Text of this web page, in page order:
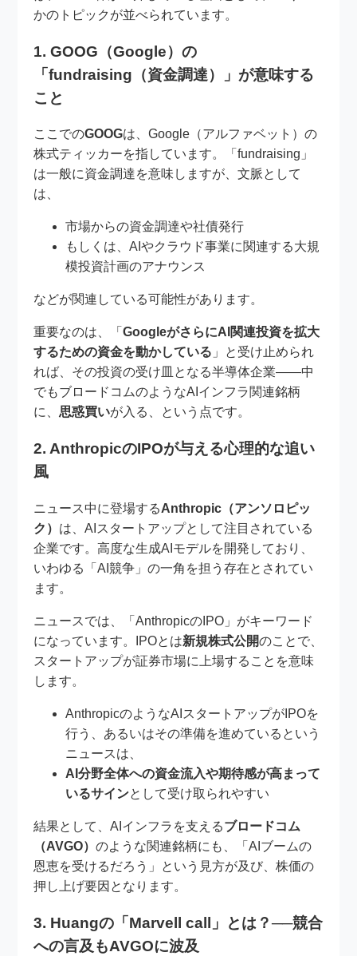
かのトピックが並べられています。
1. GOOG（Google）の
「fundraising（資金調達）」が意味する
こと
ここでのGOOGは、Google（アルファベット）の
株式ティッカーを指しています。「fundraising」
は一般に資金調達を意味しますが、文脈として
は、
市場からの資金調達や社債発行
もしくは、AIやクラウド事業に関連する大規
模投資計画のアナウンス
などが関連している可能性があります。
重要なのは、「GoogleがさらにAI関連投資を拡大
するための資金を動かしている 」と受け止められ
れば、その投資の受け皿となる半導体企業――中
でもブロードコムのようなAIインフラ関連銘柄
に、思惑買いが入る、という点です。
2. AnthropicのIPOが与える心理的な追い
風
ニュース中に登場するAnthropic（アンソロピッ
ク） は、AIスタートアップとして注目されている
企業です。高度な生成AIモデルを開発しており、
いわゆる「AI競争」の一角を担う存在とされてい
ます。
ニュースでは、「AnthropicのIPO」がキーワード
になっています。IPOとは新規株式公開のことで、
スタートアップが証券市場に上場することを意味
します。
AnthropicのようなAIスタートアップがIPOを
行う、あるいはその準備を進めているという
ニュースは、
AI分野全体への資金流入や期待感が高まって
いるサインとして受け取られやすい
結果として、AIインフラを支えるブロードコム
（AVGO）のような関連銘柄にも、「AIブームの
恩恵を受けるだろう」という見方が及び、株価の
押し上げ要因となります。
3. Huangの「Marvell call」とは？──競合
への言及もAVGOに波及